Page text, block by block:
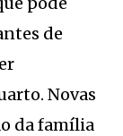
de
Novas
da família